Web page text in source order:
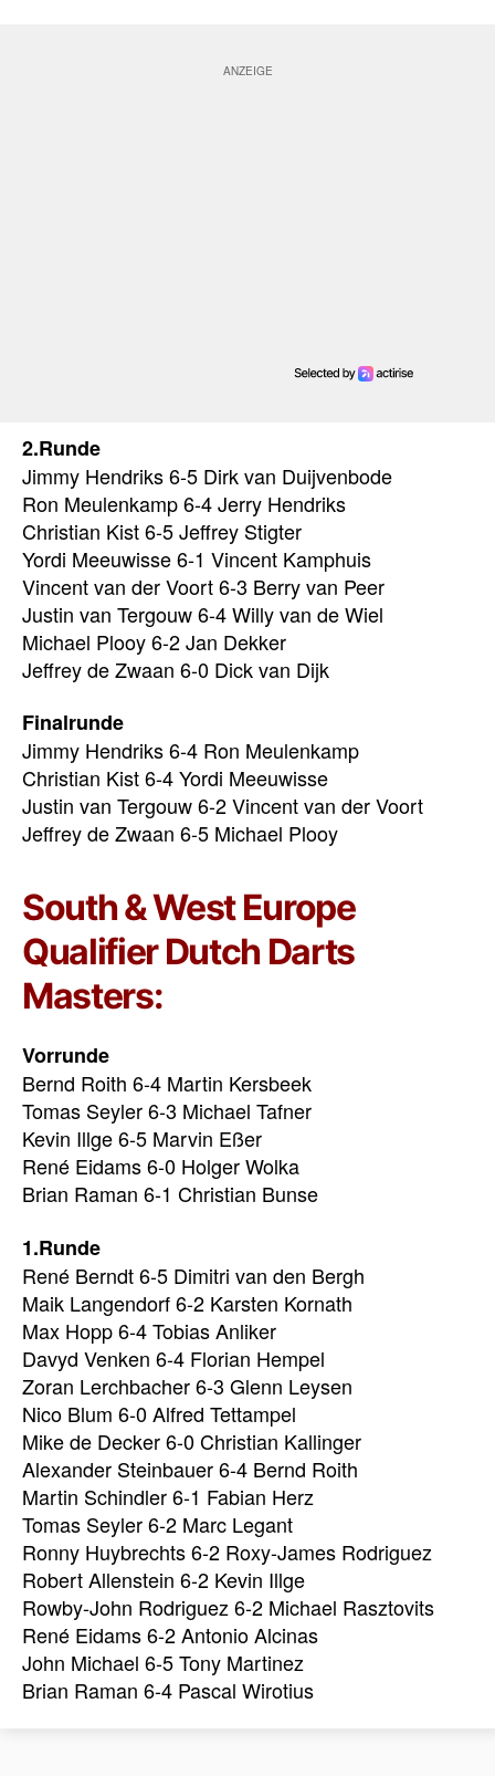
2.Runde
Jimmy Hendriks 6-5 Dirk van Duijvenbode
Ron Meulenkamp 6-4 Jerry Hendriks
Christian Kist 6-5 Jeffrey Stigter
Yordi Meeuwisse 6-1 Vincent Kamphuis
Vincent van der Voort 6-3 Berry van Peer
Justin van Tergouw 6-4 Willy van de Wiel
Michael Plooy 6-2 Jan Dekker
Jeffrey de Zwaan 6-0 Dick van Dijk
Finalrunde
Jimmy Hendriks 6-4 Ron Meulenkamp
Christian Kist 6-4 Yordi Meeuwisse
Justin van Tergouw 6-2 Vincent van der Voort
Jeffrey de Zwaan 6-5 Michael Plooy
South & West Europe
Qualifier Dutch Darts
Masters:
Vorrunde
Bernd Roith 6-4 Martin Kersbeek
Tomas Seyler 6-3 Michael Tafner
Kevin Illge 6-5 Marvin Eßer
René Eidams 6-0 Holger Wolka
Brian Raman 6-1 Christian Bunse
1.Runde
René Berndt 6-5 Dimitri van den Bergh
Maik Langendorf 6-2 Karsten Kornath
Max Hopp 6-4 Tobias Anliker
Davyd Venken 6-4 Florian Hempel
Zoran Lerchbacher 6-3 Glenn Leysen
Nico Blum 6-0 Alfred Tettampel
Mike de Decker 6-0 Christian Kallinger
Alexander Steinbauer 6-4 Bernd Roith
Martin Schindler 6-1 Fabian Herz
Tomas Seyler 6-2 Marc Legant
Ronny Huybrechts 6-2 Roxy-James Rodriguez
Robert Allenstein 6-2 Kevin Illge
Rowby-John Rodriguez 6-2 Michael Rasztovits
René Eidams 6-2 Antonio Alcinas
John Michael 6-5 Tony Martinez
Brian Raman 6-4 Pascal Wirotius